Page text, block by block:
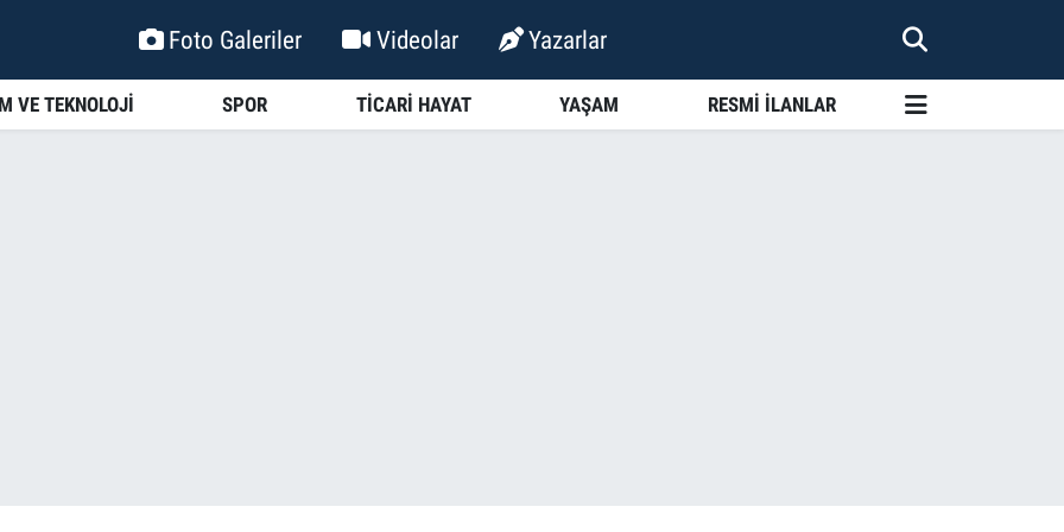
Foto Galeriler Videolar Yazarlar
VE TEKNOLOJİ SPOR TİCARİ HAYAT YAŞAM RESMİ İLANLAR